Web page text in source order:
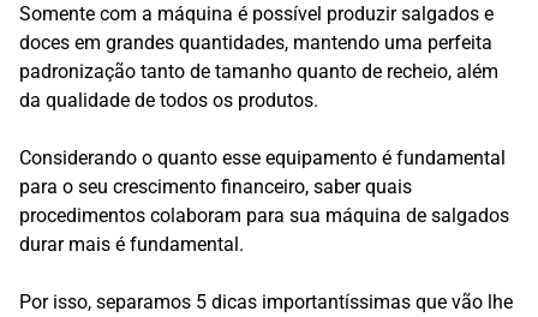
Somente com a máquina é possível produzir salgados e
doces em grandes quantidades, mantendo uma perfeita
padronização tanto de tamanho quanto de recheio, além
da qualidade de todos os produtos.
Considerando o quanto esse equipamento é fundamental
para o seu crescimento financeiro, saber quais
procedimentos colaboram para sua máquina de salgados
durar mais é fundamental.
Por isso, separamos 5 dicas importantíssimas que vão lhe